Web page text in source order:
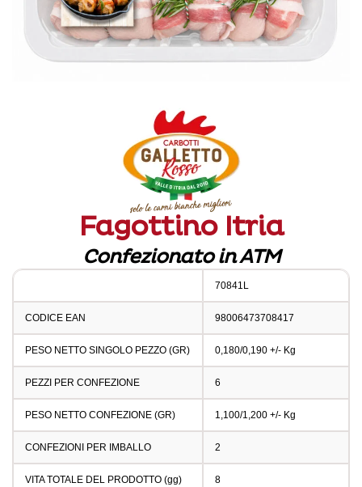
Fagottino Itria
Confezionato in ATM
70841L
CODICE EAN 98006473708417
PESO NETTO SINGOLO PEZZO (GR) 0,180/0,190 +/- Kg
PEZZI PER CONFEZIONE 6
PESO NETTO CONFEZIONE (GR) 1,100/1,200 +/- Kg
CONFEZIONI PER IMBALLO 2
VITA TOTALE DEL PRODOTTO (gg) 8